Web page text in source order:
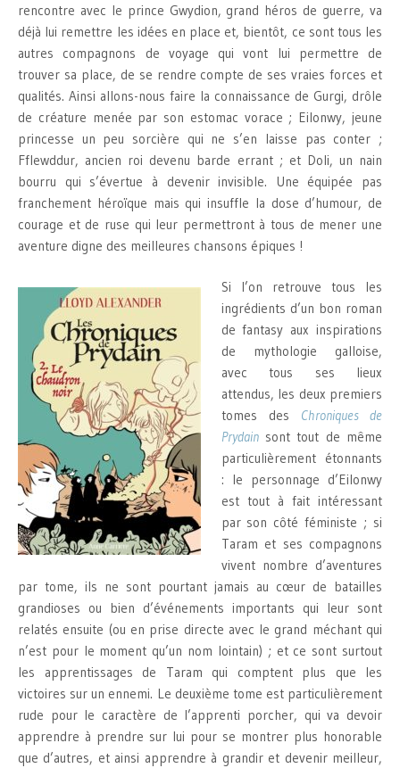
rencontre avec le prince Gwydion, grand héros de guerre, va
déjà lui remettre les idées en place et, bientôt, ce sont tous les
autres compagnons de voyage qui vont lui permettre de
trouver sa place, de se rendre compte de ses vraies forces et
qualités. Ainsi allons-nous faire la connaissance de Gurgi, drôle
de créature menée par son estomac vorace ; Eilonwy, jeune
princesse un peu sorcière qui ne s’en laisse pas conter ;
Fflewddur, ancien roi devenu barde errant ; et Doli, un nain
bourru qui s’évertue à devenir invisible. Une équipée pas
franchement héroïque mais qui insuffle la dose d’humour, de
courage et de ruse qui leur permettront à tous de mener une
aventure digne des meilleures chansons épiques !
Si l’on retrouve tous les
ingrédients d’un bon roman
de fantasy aux inspirations
de mythologie galloise,
avec tous ses lieux
attendus, les deux premiers
tomes des Chroniques de
Prydainsont tout de même
particulièrement étonnants
: le personnage d’Eilonwy
est tout à fait intéressant
par son côté féministe ; si
Taram et ses compagnons
vivent nombre d’aventures
par tome, ils ne sont pourtant jamais au cœur de batailles
grandioses ou bien d’événements importants qui leur sont
relatés ensuite (ou en prise directe avec le grand méchant qui
n’est pour le moment qu’un nom lointain) ; et ce sont surtout
les apprentissages de Taram qui comptent plus que les
victoires sur un ennemi. Le deuxième tome est particulièrement
rude pour le caractère de l’apprenti porcher, qui va devoir
apprendre à prendre sur lui pour se montrer plus honorable
que d’autres, et ainsi apprendre à grandir et devenir meilleur,